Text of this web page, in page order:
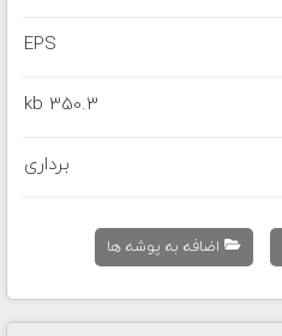
EPS
350.3 kb
برداری
اضافه به پوشه ها